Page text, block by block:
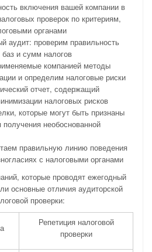
включения вашей компании в
проверок по критериям,
органами
аудит: проверим правильность
и сумм налогов
компанией методы
и определим налоговые риски
отчет, содержащий
налоговых рисков
которые могут быть признаны
необоснованной
правильную линию поведения
с налоговыми органами
которые проводят ежегодный
основные отличия аудиторской
проверки:
Репетиция налоговой
проверки